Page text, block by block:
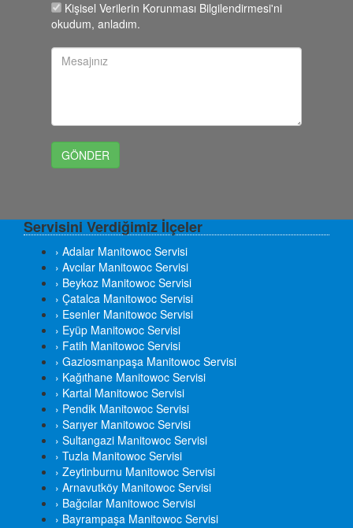
Kişisel Verilerin Korunması Bilgilendirmesi'ni
okudum, anladım.
Servisini Verdiğimiz İlçeler
› Adalar Manitowoc Servisi
› Avcılar Manitowoc Servisi
› Beykoz Manitowoc Servisi
› Çatalca Manitowoc Servisi
› Esenler Manitowoc Servisi
› Eyüp Manitowoc Servisi
› Fatih Manitowoc Servisi
› Gaziosmanpaşa Manitowoc Servisi
› Kağıthane Manitowoc Servisi
› Kartal Manitowoc Servisi
› Pendik Manitowoc Servisi
› Sarıyer Manitowoc Servisi
› Sultangazi Manitowoc Servisi
› Tuzla Manitowoc Servisi
› Zeytinburnu Manitowoc Servisi
› Arnavutköy Manitowoc Servisi
› Bağcılar Manitowoc Servisi
› Bayrampaşa Manitowoc Servisi